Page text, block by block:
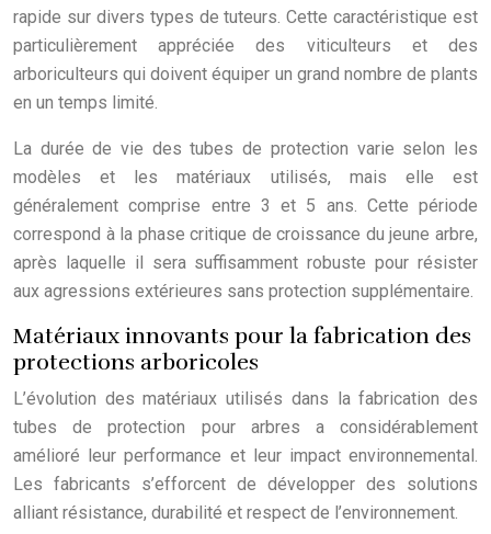
rapide sur divers types de tuteurs. Cette caractéristique est
particulièrement appréciée des viticulteurs et des
arboriculteurs qui doivent équiper un grand nombre de plants
en un temps limité.
La durée de vie des tubes de protection varie selon les
modèles et les matériaux utilisés, mais elle est
généralement comprise entre 3 et 5 ans. Cette période
correspond à la phase critique de croissance du jeune arbre,
après laquelle il sera suffisamment robuste pour résister
aux agressions extérieures sans protection supplémentaire.
Matériaux innovants pour la fabrication des
protections arboricoles
L’évolution des matériaux utilisés dans la fabrication des
tubes de protection pour arbres a considérablement
amélioré leur performance et leur impact environnemental.
Les fabricants s’efforcent de développer des solutions
alliant résistance, durabilité et respect de l’environnement.